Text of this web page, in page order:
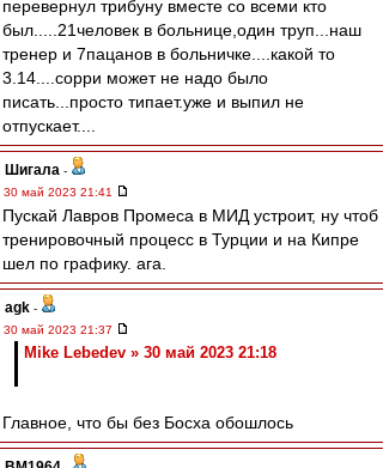
перевернул трибуну вместе со всеми кто
был.....21человек в больнице,один труп...наш
тренер и 7пацанов в больничке....какой то
3.14....сорри может не надо было
писать...просто типает.уже и выпил не
отпускает....
Шигала -
30 май 2023 21:41
Пускай Лавров Промеса в МИД устроит, ну чтоб
тренировочный процесс в Турции и на Кипре
шел по графику. ага.
agk -
30 май 2023 21:37
Mike Lebedev » 30 май 2023 21:18
Главное, что бы без Босха обошлось